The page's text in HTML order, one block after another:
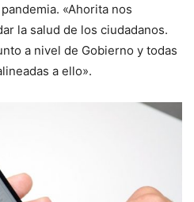
«Ahorita nos
la salud de los ciudadanos.
a nivel de Gobierno y todas
a ello».